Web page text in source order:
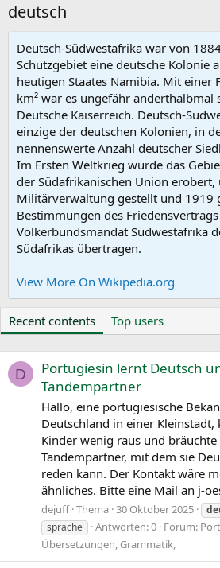
deutsch
Deutsch-Südwestafrika war von
Schutzgebiet eine deutsche Kolonie
heutigen Staates Namibia. Mit einer
km² war es ungefähr anderthalbmal
Deutsche Kaiserreich. Deutsch-
einzige der deutschen Kolonien, in
nennenswerte Anzahl deutscher
Im Ersten Weltkrieg wurde das
der Südafrikanischen Union erobert,
Militärverwaltung gestellt und 1919
Bestimmungen des
Völkerbundsmandat Südwestafrika
Südafrikas übertragen.
View More On Wikipedia.org
Recent contents Top users
D
Portugiesin lernt Deutsch
Tandempartner
Hallo, eine portugiesische
Deutschland in einer
Kinder wenig raus und
Tandempartner, mit dem sie
reden kann. Der Kontakt wäre
ähnliches. Bitte eine Mail an j-
dejuff Thema 30 Oktober 2025
sprache
Antworten: 0 Forum:
Übersetzungen, Grammatik,